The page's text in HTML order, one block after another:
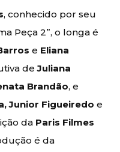
, conhecido por seu
Peça 2”, o longa é
e Eliana
deJuliana
Brandão, e
Junior Figueiredoe
da Paris Filmes
é da